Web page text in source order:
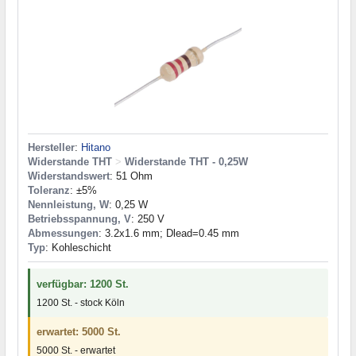
Hersteller: Hitano
Widerstande THT > Widerstande THT - 0,25W
Widerstandswert: 51 Ohm
Toleranz: ±5%
Nennleistung, W: 0,25 W
Betriebsspannung, V: 250 V
Abmessungen: 3.2x1.6 mm; Dlead=0.45 mm
Typ: Kohleschicht
verfügbar: 1200 St.
1200 St. - stock Köln
erwartet: 5000 St.
5000 St. - erwartet